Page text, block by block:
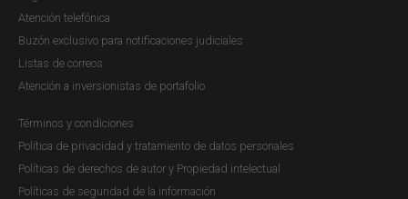
compraventas y procedimiento para la
anulación de simultáneas.
Nos complace informarles que atendiendo algunas
sugerencias realizadas por el Comité de Creadores de
Mercado de Títulos de Deuda Pública y con la debida
aprobación del Ministerio de Hacienda y Crédito Público, a
partir del 14 de agosto de 2017, empezarán a regir los
Atención telefónica
Buzón exclusivo para notificaciones judiciales
Listas de correos
Atención a inversionistas de portafolio
Términos y condiciones
Política de privacidad y tratamiento de datos personales
Políticas de derechos de autor y Propiedad intelectual
Políticas de seguridad de la información